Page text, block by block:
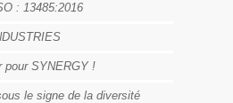
: 13485:2016
pour SYNERGY !
le signe de la diversité